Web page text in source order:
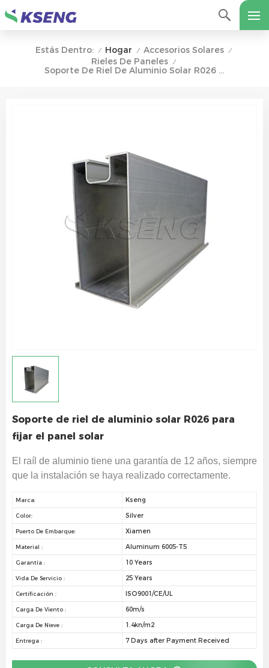
Estás Dentro: / Hogar / Accesorios Solares /
Rieles De Paneles /
Soporte De Riel De Aluminio Solar R026 Para Fijar El Panel Solar
Soporte de riel de aluminio solar R026 para
fijar el panel solar
El raíl de aluminio tiene una garantía de 12 años, siempre
que la instalación se haya realizado correctamente.
Marca: Kseng
Color: Silver
Puerto De Embarque: Xiamen
Material : Aluminum 6005-T5
Garantía : 10 Years
Vida De Servicio : 25 Years
Certificación : ISO9001/CE/UL
Carga De Viento : 60m/s
Carga De Nieve : 1.4kn/m2
Entrega : 7 Days after Payment Received